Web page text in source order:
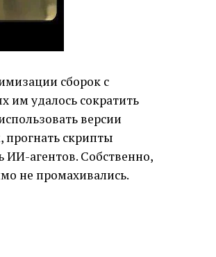
сборок с
им удалось сократить
версии
скрипты
ИИ-агентов. Собственно,
не промахивались.